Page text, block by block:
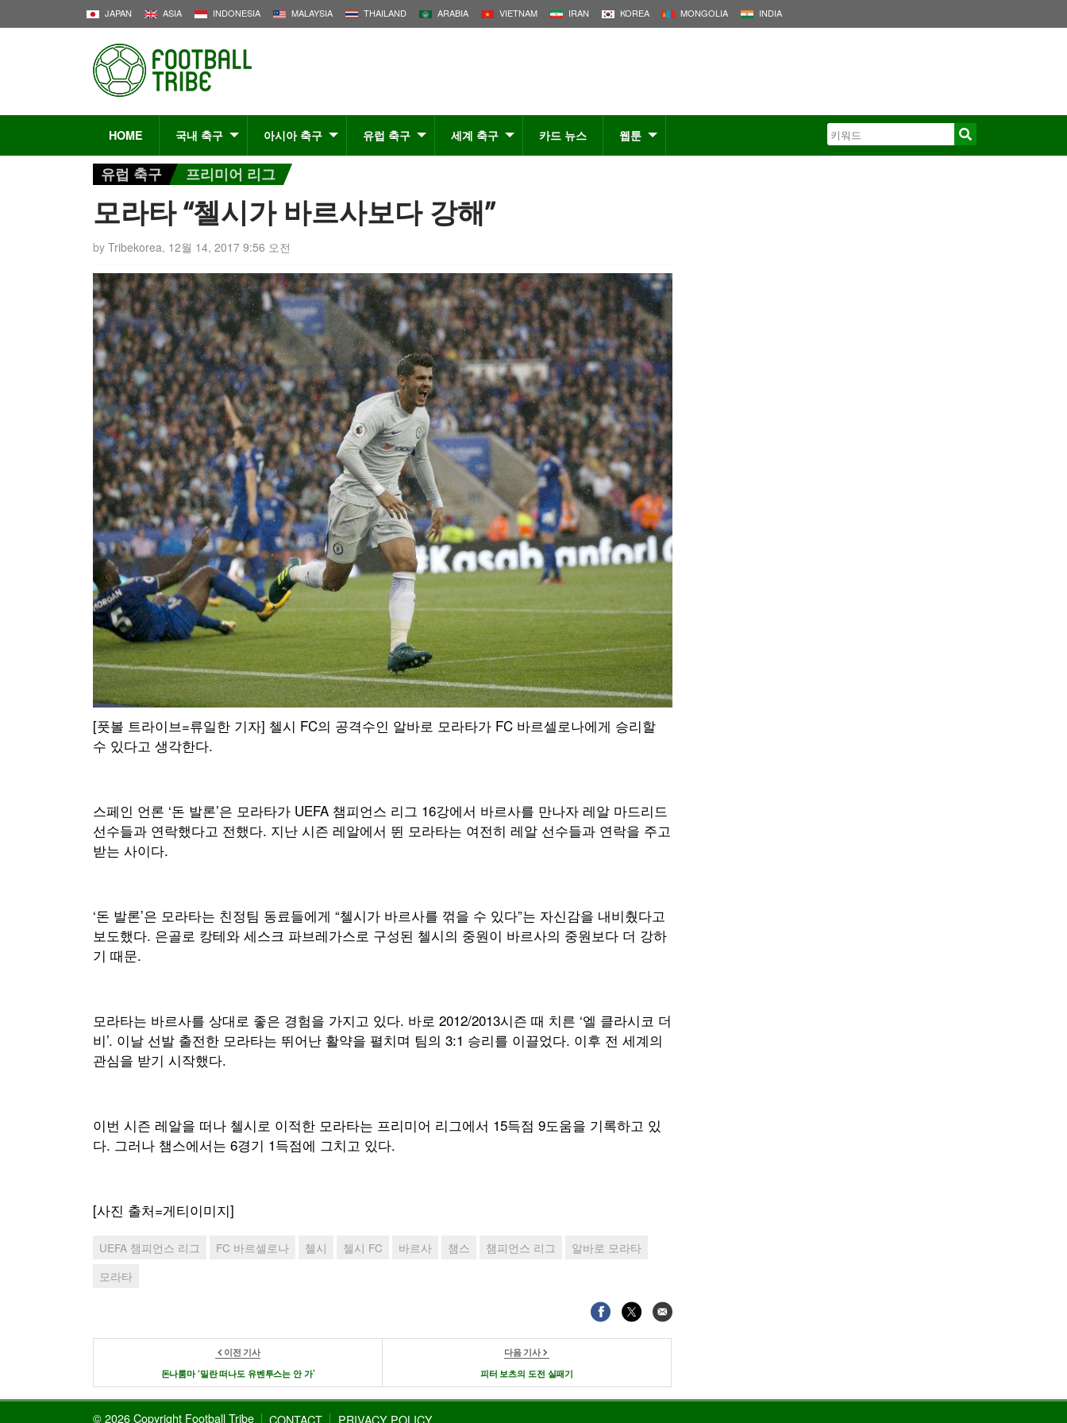
JAPAN ASIA INDONESIA MALAYSIA THAILAND ARABIA VIETNAM IRAN KOREA MONGOLIA INDIA
HOME 국내 축구 아시아 축구 유럽 축구 세계 축구 카드 뉴스 웹툰
유럽 축구 프리미어 리그
모라타 “첼시가 바르사보다 강해”
by Tribekorea, 12월 14, 2017 9:56 오전
[풋볼 트라이브=류일한 기자] 첼시 FC의 공격수인 알바로 모라타가 FC 바르셀로나에게 승리할
수 있다고 생각한다.
스페인 언론 ‘돈 발론’은 모라타가 UEFA 챔피언스 리그 16강에서 바르사를 만나자 레알 마드리드
선수들과 연락했다고 전했다. 지난 시즌 레알에서 뛴 모라타는 여전히 레알 선수들과 연락을 주고
받는 사이다.
‘돈 발론’은 모라타는 친정팀 동료들에게 “첼시가 바르사를 꺾을 수 있다”는 자신감을 내비췄다고
보도했다. 은골로 캉테와 세스크 파브레가스로 구성된 첼시의 중원이 바르사의 중원보다 더 강하
기 때문.
모라타는 바르사를 상대로 좋은 경험을 가지고 있다. 바로 2012/2013시즌 때 치른 ‘엘 클라시코 더
비’. 이날 선발 출전한 모라타는 뛰어난 활약을 펼치며 팀의 3:1 승리를 이끌었다. 이후 전 세계의
관심을 받기 시작했다.
이번 시즌 레알을 떠나 첼시로 이적한 모라타는 프리미어 리그에서 15득점 9도움을 기록하고 있
다. 그러나 챔스에서는 6경기 1득점에 그치고 있다.
[사진 출처=게티이미지]
UEFA 챔피언스 리그 FC 바르셀로나 첼시 첼시 FC 바르사 챔스 챔피언스 리그
알바로 모라타
모라타
이전 기사
돈나룸마 ‘밀란 떠나도 유벤투스는 안 가’
다음 기사
피터 보츠의 도전 실패기
© 2026 Copyright Football Tribe